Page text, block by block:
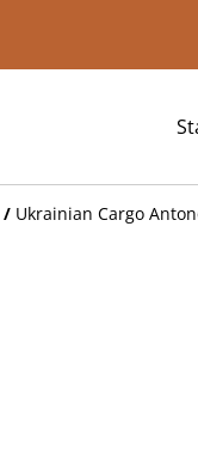
/ Ukrainian Cargo